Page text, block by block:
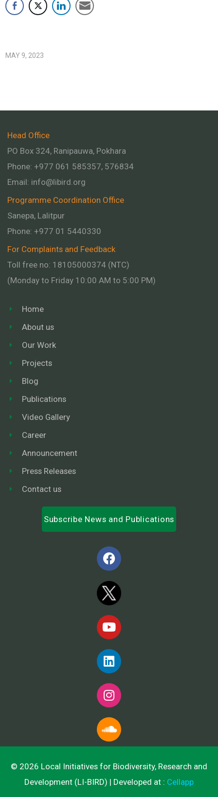
MAY 9, 2023
Head Office
PO Box 324, Ranipauwa, Pokhara
Phone: +977 061 585357, 576834
Email: info@libird.org
Programme Coordination Office
Sanepa, Lalitpur
Phone: +977 01 5440330
For Complaints and Feedback
Toll free no: 18105000374 (NTC)
(Monday to Friday 10:00 AM to 5:00 PM)
Home
About us
Our Work
Projects
Blog
Publications
Video Gallery
Career
Announcement
Press Releases
Contact us
Subscribe News and Publications
© 2026 Local Initiatives for Biodiversity, Research and
Development (LI-BIRD) | Developed at : Cellapp